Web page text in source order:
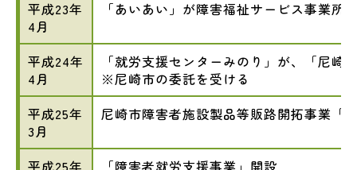
平成23年
4月
「あいあい」が障害福祉サービス事業所
平成24年
4月
「就労支援センターみのり」が、「尼
※尼崎市の委託を受ける
平成25年
3月
尼崎市障害者施設製品等販路開拓事業「
平成25年
「障害者就労支援事業」開設